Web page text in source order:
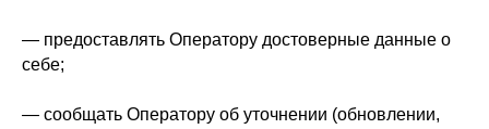
— предоставлять Оператору достоверные данные о
себе;
— сообщать Оператору об уточнении (обновлении,